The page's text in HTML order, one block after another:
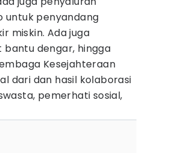
untuk penyandang
miskin. Ada juga
dengar, hingga
Kesejahteraan
dari dan hasil kolaborasi
pemerhati sosial,